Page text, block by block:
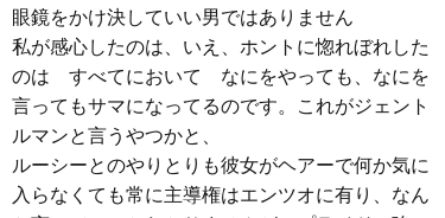
眼鏡をかけ決していい男ではありません
私が感心したのは、いえ、ホントに惚れぼれした
のは すべてにおいて なにをやっても、なにを
言ってもサマになってるのです。これがジェント
ルマンと言うやつかと、
ルーシーとのやりとりも彼女がヘアーで何か気に
入らなくても常に主導権はエンツオに有り、なん